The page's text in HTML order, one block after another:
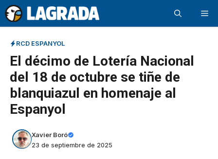
Saltar
al
contenido
RCD ESPANYOL
El décimo de Lotería Nacional
del 18 de octubre se tiñe de
blanquiazul en homenaje al
Espanyol
Xavier Boró
23 de septiembre de 2025